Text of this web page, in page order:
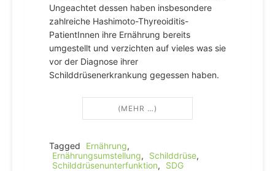
Ungeachtet dessen haben insbesondere
zahlreiche Hashimoto-Thyreoiditis-
PatientInnen ihre Ernährung bereits
umgestellt und verzichten auf vieles was sie
vor der Diagnose ihrer
Schilddrüsenerkrankung gegessen haben.
(MEHR …)
Tagged Ernährung,
Ernährungsumstellung, Schilddrüse,
Schilddrüsenunterfunktion, SDG